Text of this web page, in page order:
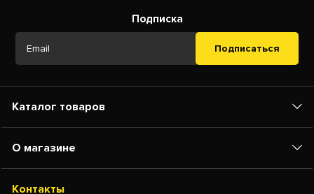
Подписка
Подписаться
Каталог товаров
О магазине
Контакты